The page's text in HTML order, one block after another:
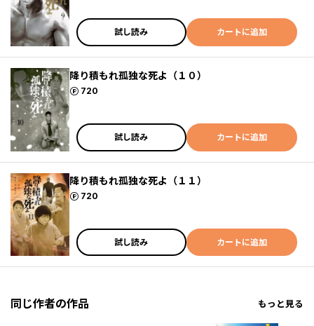
試し読み カートに追加
降り積もれ孤独な死よ（１０）
720
ポイント
試し読み カートに追加
降り積もれ孤独な死よ（１１）
720
ポイント
試し読み カートに追加
同じ作者の作品 もっと見る